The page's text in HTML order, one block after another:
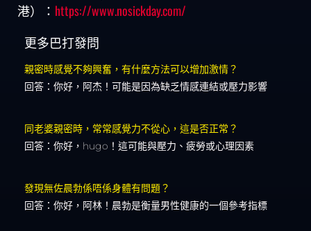
港）： https://www.nosickday.com/
更多巴打發問
親密時感覺不夠興奮，有什麼方法可以增加激情？
回答：你好，阿杰！可能是因為缺乏情感連結或壓力影響
同老婆親密時，常常感覺力不從心，這是否正常？
回答：你好，hugo！這可能與壓力、疲勞或心理因素
發現無佐晨勃係唔係身體有問題？
回答：你好，阿林！晨勃是衡量男性健康的一個參考指標